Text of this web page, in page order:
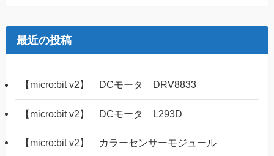
最近の投稿
【micro:bit v2】 DCモータ DRV8833
【micro:bit v2】 DCモータ L293D
【micro:bit v2】 カラーセンサーモジュール